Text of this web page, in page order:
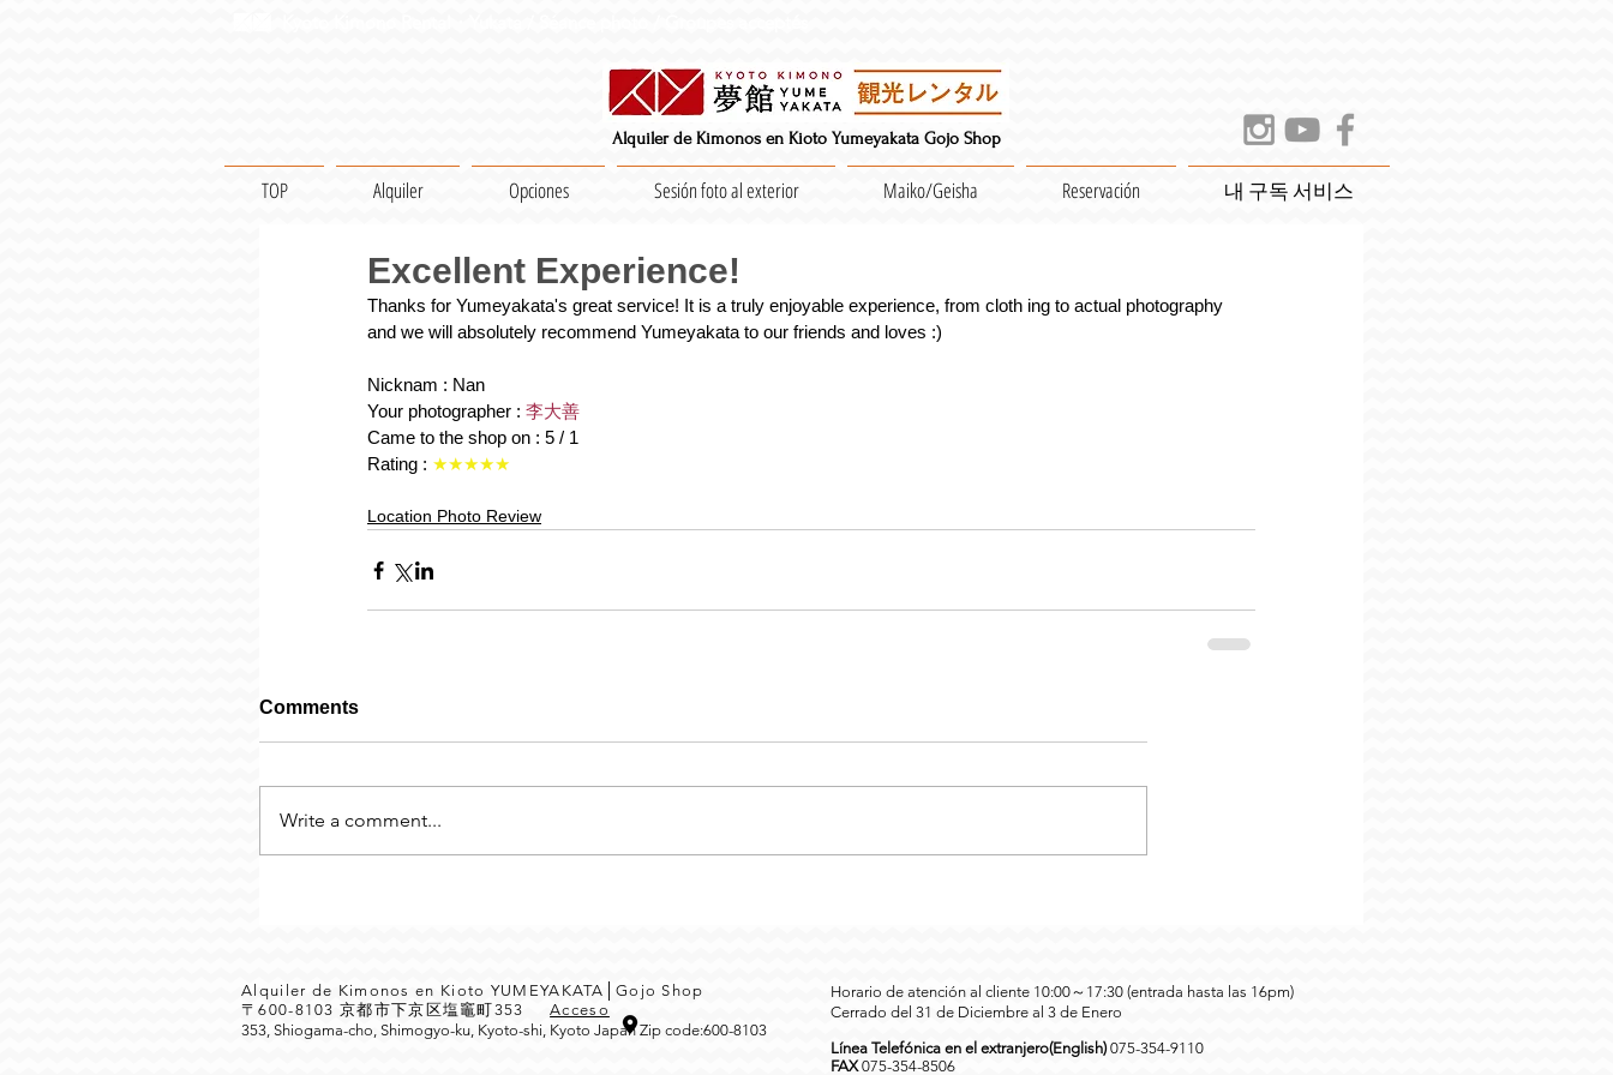
Alquiler de Kimonos en Kioto Yumeyakata Gojo Shop
TOP Alquiler Opciones Sesión foto al exterior Maiko/Geisha Reservación 내 구독 서비스
Excellent Experience!
Thanks for Yumeyakata's great service! It is a truly enjoyable experience, from cloth ing to actual photography
and we will absolutely recommend Yumeyakata to our friends and loves :)
Nicknam : Nan
Your photographer : 李大善
Came to the shop on : 5 / 1
Rating : ★★★★★
Location Photo Review
Comments
Write a comment...
Alquiler de Kimonos en Kioto YUMEYAKATA│Gojo Shop
〒600-8103 京都市下京区塩竈町353Acceso
353, Shiogama-cho, Shimogyo-ku, Kyoto-shi, Kyoto Japan Zip code:600-8103
Horario de atención al cliente 10:00～17:30 (entrada hasta las 16pm)
Cerrado del 31 de Diciembre al 3 de Enero
Línea Telefónica en el extranjero(English)075-354-9110
FAX075-354-8506